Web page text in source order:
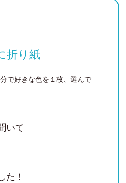
折り紙
で好きな色を１枚、選んで
いて
た！